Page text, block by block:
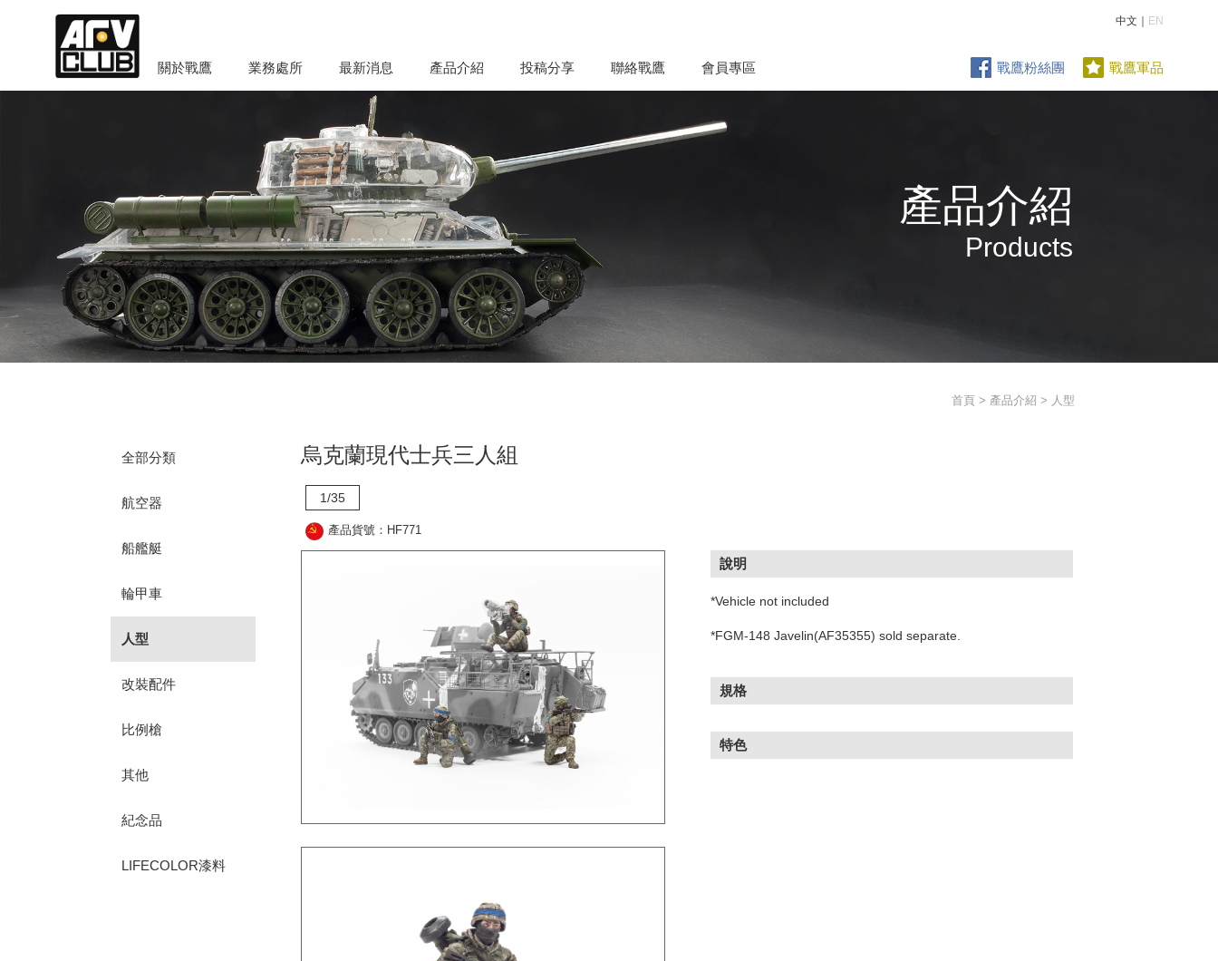
中文｜ EN
關於戰鷹 業務處所 最新消息 產品介紹 投稿分享 聯絡戰鷹 會員專區 戰鷹粉絲團 戰鷹軍品
產品介紹
Products
全部分類
航空器
船艦艇
輪甲車
人型
改裝配件
比例槍
其他
紀念品
LIFECOLOR漆料
首頁 > 產品介紹 > 人型
烏克蘭現代士兵三人組
1/35
產品貨號：HF771
說明
*Vehicle not included
*FGM-148 Javelin(AF35355) sold separate.
規格
特色